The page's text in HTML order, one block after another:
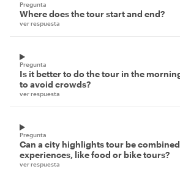
Pregunta
Where does the tour start and end?
ver respuesta
Pregunta
Is it better to do the tour in the
to avoid crowds?
ver respuesta
Pregunta
Can a city highlights tour be
experiences, like food or bike tours?
ver respuesta